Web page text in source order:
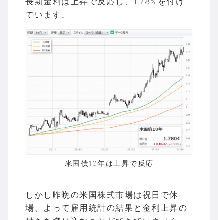
ています。
米国債10年は上昇で反応
しかし昨晩の米国株式市場は祝日で休
場。よって雇用統計の結果と金利上昇の